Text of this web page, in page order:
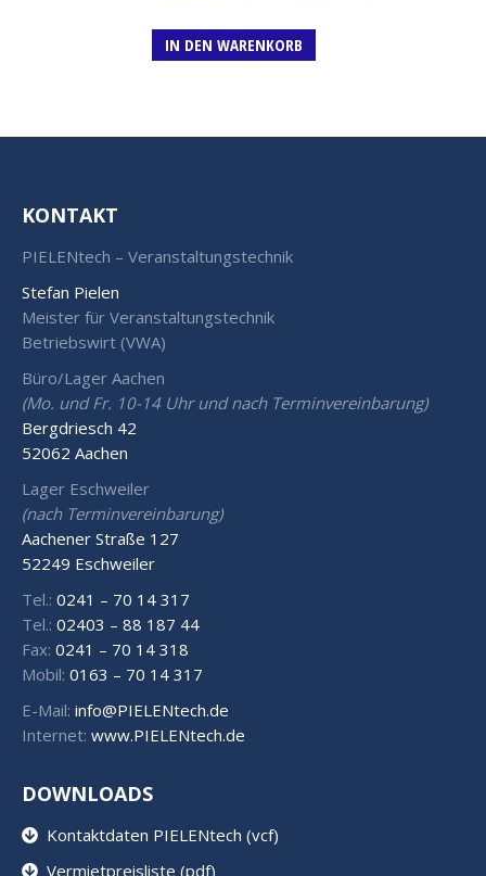
IN DEN WARENKORB
KONTAKT
PIELENtech – Veranstaltungstechnik
Stefan Pielen
Meister für Veranstaltungstechnik
Betriebswirt (VWA)
Büro/Lager Aachen
(Mo. und Fr. 10-14 Uhr und nach Terminvereinbarung)
Bergdriesch 42
52062 Aachen
Lager Eschweiler
(nach Terminvereinbarung)
Aachener Straße 127
52249 Eschweiler
Tel.: 0241 – 70 14 317
Tel.: 02403 – 88 187 44
Fax: 0241 – 70 14 318
Mobil: 0163 – 70 14 317
E-Mail: info@PIELENtech.de
Internet: www.PIELENtech.de
DOWNLOADS
Kontaktdaten PIELENtech (vcf)
Vermietpreisliste (pdf)